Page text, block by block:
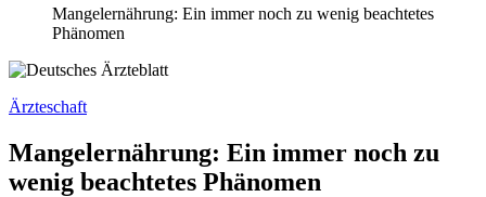
Mangelernährung: Ein immer noch zu wenig beachtetes
Phänomen
Ärzteschaft
Mangelernährung: Ein immer noch zu
wenig beachtetes Phänomen